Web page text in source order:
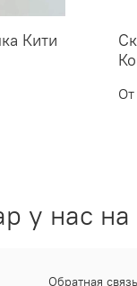
Кити
От
у нас
Обратная связь